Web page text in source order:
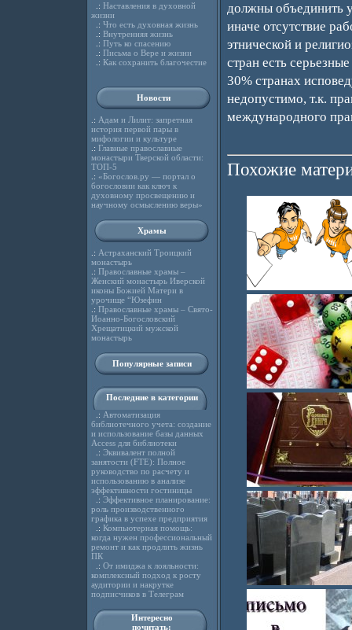
.: Наставления в духовной
жизни
.: Что есть духовная жизнь
.: Внутренняя жизнь
.: Путь ко спасению
.: Письма о Вере и жизни
.: Как сохранить благочестие
Новости
.: Адам и Лилит: запретная
история первой пары в
мифологии и культуре
.: Главные православные
монастыри Тверской области:
ТОП-5
.: «Богослов.ру — портал о
богословии как ключ к
духовному просвещению и
научному осмыслению веры»
Храмы
.: Астраханский Троицкий
монастырь
.: Православные храмы –
Женский монастырь Иверской
иконы Божией Матери в
урочище “Юзефин
.: Православные храмы – Свято-
Иоанно-Богословский
Хрещатицкий мужской
монастырь
Популярные записи
Последние в категории
.: Автоматизация
библиотечного учета: создание
и использование базы данных
Access для библиотеки
.: Эквивалент полной
занятости (FTE): Полное
руководство по расчету и
использованию в анализе
эффективности гостиницы
.: Эффективное планирование:
роль производственного
графика в успехе предприятия
.: Компьютерная помощь:
когда нужен профессиональный
ремонт и как продлить жизнь
ПК
.: От имиджа к лояльности:
комплексный подход к росту
аудитории и накрутке
подписчиков в Телеграм
Интересно
почитать:
должны объединить
иначе отсутствие
этнической и
стран есть
30% странах
недопустимо, т.к.
международного
Похожие